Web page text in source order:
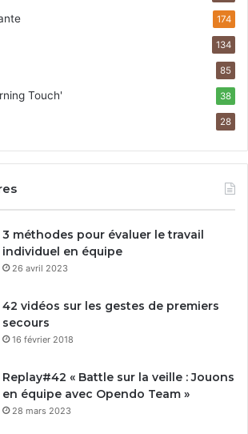
174
134
85
Touch' 38
28
3 méthodes pour évaluer le travail
individuel en équipe
26 avril 2023
42 vidéos sur les gestes de premiers
secours
16 février 2018
Replay#42 « Battle sur la veille : Jouons
en équipe avec Opendo Team »
28 mars 2023